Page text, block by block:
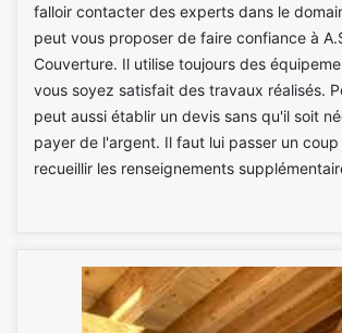
falloir contacter des experts dans le
peut vous proposer de faire confiance à
Couverture. Il utilise toujours des
vous soyez satisfait des travaux réalisés.
peut aussi établir un devis sans qu'il soit
payer de l'argent. Il faut lui passer un
recueillir les renseignements